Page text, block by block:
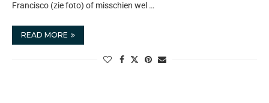
Francisco (zie foto) of misschien wel …
READ MORE